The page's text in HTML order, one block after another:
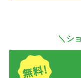
＼シ